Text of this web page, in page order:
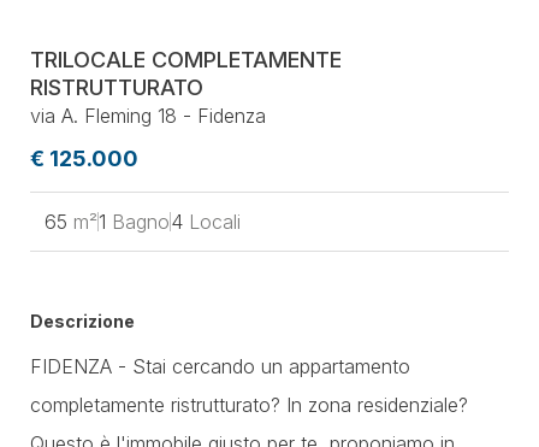
TRILOCALE COMPLETAMENTE
RISTRUTTURATO
via A. Fleming 18 - Fidenza
€ 125.000
65 m²1 Bagno4 Locali
Descrizione
FIDENZA - Stai cercando un appartamento
completamente ristrutturato? In zona residenziale?